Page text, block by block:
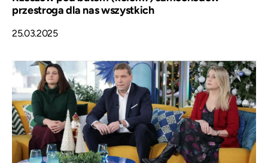
przestroga dla nas wszystkich
25.03.2025